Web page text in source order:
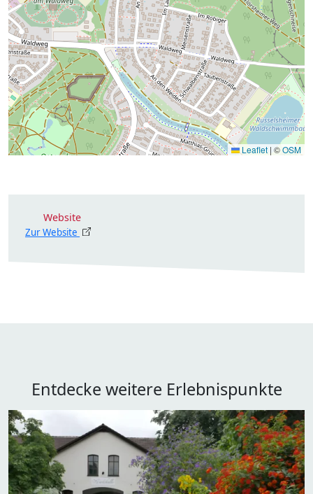
Leaflet | ©OSM
Website
Zur Website
Entdecke weitere Erlebnispunkte